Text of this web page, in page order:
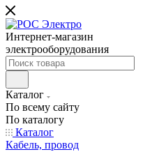
Интернет-магазин
электрооборудования
Каталог
По всему сайту
По каталогу
Каталог
Кабель, провод